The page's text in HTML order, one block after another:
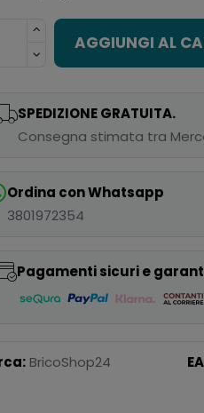
AGGIUNGI AL
SPEDIZIONE GRATUITA.
Consegna stimata tra
Ordina con Whatsapp
3801972354
Pagamenti sicuri e
BricoShop24